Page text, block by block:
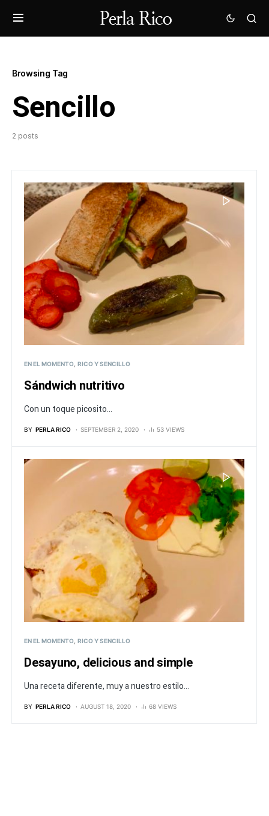
Browsing Tag
Sencillo
2 posts
EN EL MOMENTO RICO Y SENCILLO
Sándwich nutritivo
Con un toque picosito...
BY PERLA RICO SEPTEMBER 2, 2020 53 VIEWS
EN EL MOMENTO RICO Y SENCILLO
Desayuno, delicious and simple
Una receta diferente, muy a nuestro estilo...
BY PERLA RICO AUGUST 18, 2020 68 VIEWS